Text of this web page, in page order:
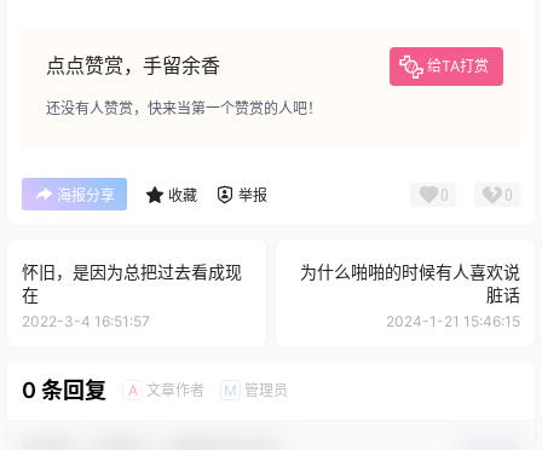
点点赞赏，手留余香 给TA打赏
还没有人赞赏，快来当第一个赞赏的人吧！
海报分享 收藏 举报 0 0
怀旧，是因为总把过去看成现
在
2022-3-4 16:51:57
为什么啪啪的时候有人喜欢说
脏话
2024-1-21 15:46:15
0 条回复 A 文章作者 M 管理员